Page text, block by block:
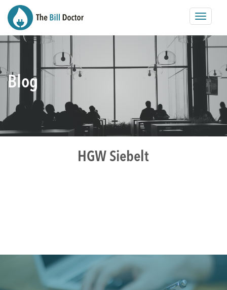
Toggle
Blog
HGW Siebelt